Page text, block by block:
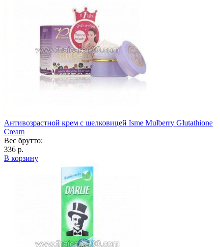
Антивозрастной крем с шелковицей Isme Mulberry Glutathione
Cream
Вес брутто:
336 р.
В корзину